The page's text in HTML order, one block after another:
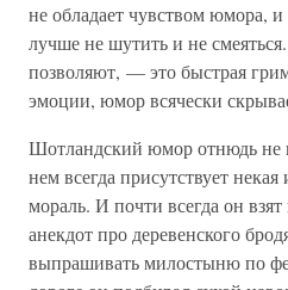
не обладает чувством юмора,
лучше не шутить и не
позволяют, — это быстрая
эмоции, юмор всячески
Шотландский юмор отнюдь не
нем всегда присутствует
мораль. И почти всегда он
анекдот про деревенского
выпрашивать милостыню по